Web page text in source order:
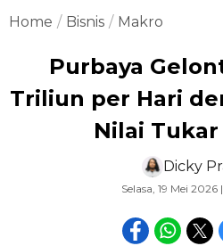
Home Bisnis Makro
Purbaya
Triliun per Hari
Nilai
Dicky
Selasa, 19 Mei 2026